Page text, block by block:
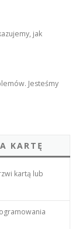
jak
Jesteśmy
KARTĘ
kartą lub